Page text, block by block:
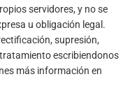
servidores, y no se
u obligación legal.
supresión,
escribiendonos
más información en